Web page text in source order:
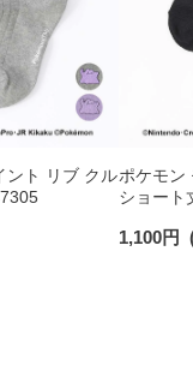
ント リブ クルポケモン
ショート
1,100円